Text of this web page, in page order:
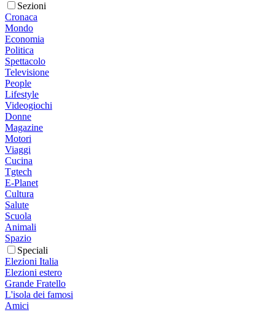
Sezioni
Cronaca
Mondo
Economia
Politica
Spettacolo
Televisione
People
Lifestyle
Videogiochi
Donne
Magazine
Motori
Viaggi
Cucina
Tgtech
E-Planet
Cultura
Salute
Scuola
Animali
Spazio
Speciali
Elezioni Italia
Elezioni estero
Grande Fratello
L'isola dei famosi
Amici